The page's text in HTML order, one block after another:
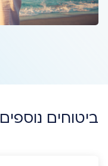
ביטוחים נוספים